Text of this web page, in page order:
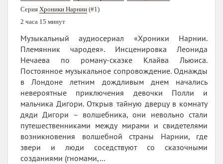
Серия Хроники Нарнии (#1)
2 часа 15 минут
Музыкальный аудиосериал «Хроники Нарнии.
Племянник чародея». Инсценировка Леонида
Нечаева по роману-сказке Клайва Льюиса.
Постоянное музыкальное сопровождение. Однажды
в Лондоне летним дождливым днем начались
невероятные приключения девочки Полли и
мальчика Дигори. Открыв тайную дверцу в комнату
дяди Дигори – волшебника, они невольно стали
путешественниками между мирами и свидетелями
возникновения волшебной страны Нарнии, где
звери и люди соседствуют со сказочными
созданиями (гномами,...